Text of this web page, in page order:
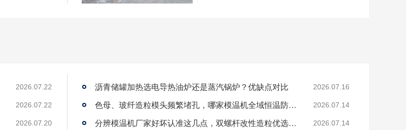
2026.07.22
2026.07.22
2026.07.20
沥青储罐加热选电导热油炉还是蒸汽锅炉？优缺点对比 2026.07.16
色母、玻纤造粒模头频繁堵孔，哪家模温机全域恒温防积碳？ 2026.07.14
分辨模温机厂家好坏认准这几点，双螺杆改性造粒优选珞石机械 2026.07.14